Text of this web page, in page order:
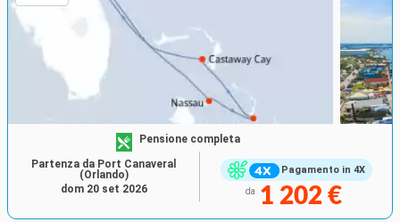
Pagamento in 4X
Pensione completa
da 1 202 €
Partenza da Port Canaveral
(Orlando)
dom 20 set 2026